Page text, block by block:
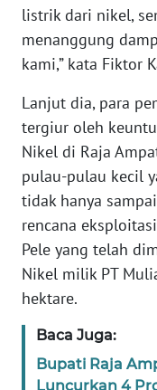
listrik dari nikel,
menanggung
kami,” kata Fiktor
Lanjut dia, para
tergiur oleh
Nikel di Raja
pulau-pulau kecil
tidak hanya
rencana
Pele yang telah
Nikel milik PT
hektare.
Baca Juga:
Bupati Raja
Luncurkan 4
REDAKSI
KARIR
DISCLAIMER
Wahana
News
Regional
WN
SUMUT
WN
WN
JABAR